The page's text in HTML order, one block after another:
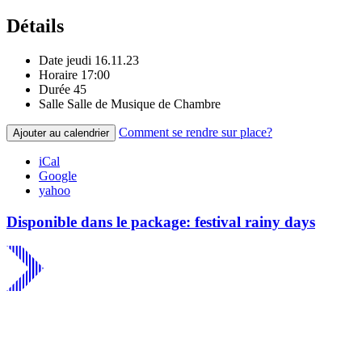
Détails
Date jeudi 16.11.23
Horaire 17:00
Durée 45
Salle Salle de Musique de Chambre
Ajouter au calendrier Comment se rendre sur place?
iCal
Google
yahoo
Disponible dans le package: festival rainy days